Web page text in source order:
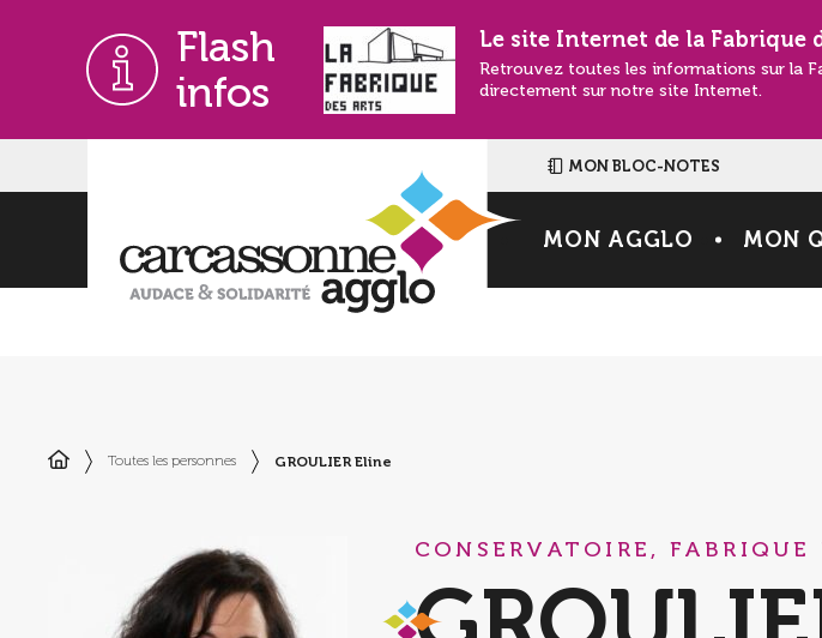
Flash
infos
Le site Internet de la Fabrique
Retrouvez toutes les informations sur la
directement sur notre site Internet.
MON BLOC-NOTES
MON AGGLO MON
Toutes les personnes GROULIER Eline
CONSERVATOIRE,